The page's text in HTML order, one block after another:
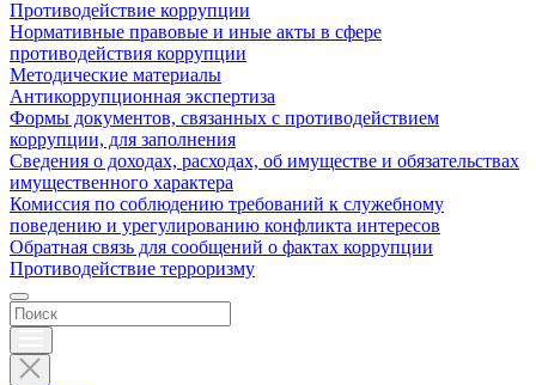
Противодействие коррупции
Нормативные правовые и иные акты в сфере
противодействия коррупции
Методические материалы
Антикоррупционная экспертиза
Формы документов, связанных с противодействием
коррупции, для заполнения
Сведения о доходах, расходах, об имуществе и обязательствах
имущественного характера
Комиссия по соблюдению требований к служебному
поведению и урегулированию конфликта интересов
Обратная связь для сообщений о фактах коррупции
Противодействие терроризму